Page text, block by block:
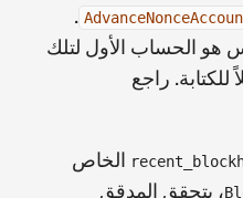
.
الحساب الأول لتلك
للكتابة. راجع
الخاص
، يتحقق المدقق